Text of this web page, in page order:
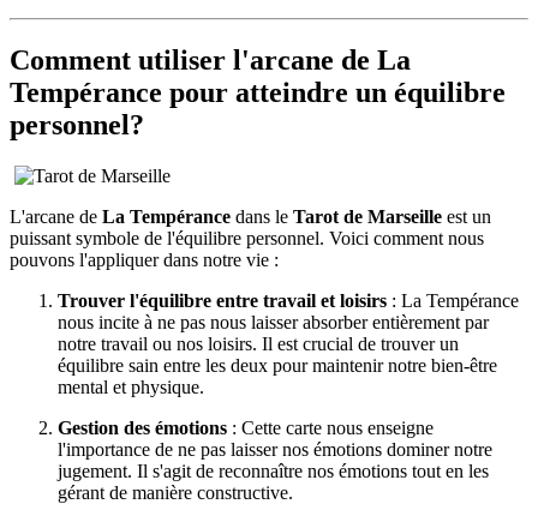
Comment utiliser l'arcane de La
Tempérance pour atteindre un équilibre
personnel?
L'arcane de La Tempérance dans le Tarot de Marseille est un
puissant symbole de l'équilibre personnel. Voici comment nous
pouvons l'appliquer dans notre vie :
Trouver l'équilibre entre travail et loisirs : La Tempérance
nous incite à ne pas nous laisser absorber entièrement par
notre travail ou nos loisirs. Il est crucial de trouver un
équilibre sain entre les deux pour maintenir notre bien-être
mental et physique.
Gestion des émotions : Cette carte nous enseigne
l'importance de ne pas laisser nos émotions dominer notre
jugement. Il s'agit de reconnaître nos émotions tout en les
gérant de manière constructive.